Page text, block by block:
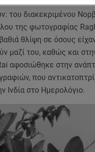
του διακεκριμένου
της φωτογραφίας
θλίψη σε όσους
μαζί του, καθώς και
αφοσιώθηκε στην
που
Ινδία στο Ημερολόγιο.